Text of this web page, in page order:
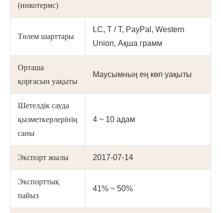
(инкотермс)
Төлем шарттары
LC, T / T, PayPal, Western
Union, Ақша грамм
Орташа
қорғасын уақыты
Маусымның ең көп уақыты
Шетелдік сауда
қызметкерлерінің
саны
4 ~ 10 адам
Экспорт жылы 2017-07-14
Экспорттық
пайыз
41% ~ 50%